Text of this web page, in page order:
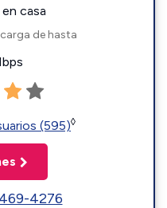
casa
de hasta
(595)◊
4276